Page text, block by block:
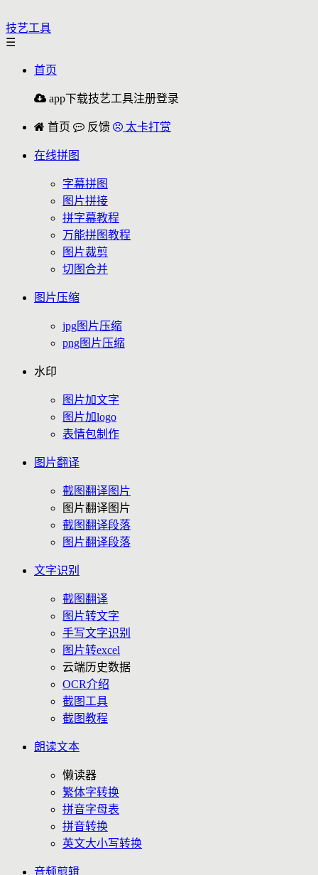
技艺工具
☰
首页
app下载技艺工具注册登录
首页 反馈 太卡打赏
在线拼图
字幕拼图
图片拼接
拼字幕教程
万能拼图教程
图片裁剪
切图合并
图片压缩
jpg图片压缩
png图片压缩
水印
图片加文字
图片加logo
表情包制作
图片翻译
截图翻译图片
图片翻译图片
截图翻译段落
图片翻译段落
文字识别
截图翻译
图片转文字
手写文字识别
图片转excel
云端历史数据
OCR介绍
截图工具
截图教程
朗读文本
懒读器
繁体字转换
拼音字母表
拼音转换
英文大小写转换
音频剪辑